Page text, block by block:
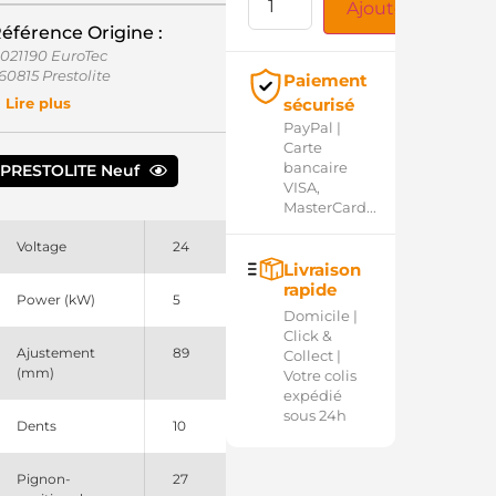
Origine :
EuroTec
Prestolite
PSH
Prestolite
Prestolite
Prestolite
Prestolite
Lire plus
PRESTOLITE Neuf
Voltage 24
Power (kW) 5
Ajustement
(mm)
89
Dents 10
Pignon-
27
Ajouter au
Paiement
sécurisé
PayPal |
Carte
bancaire
VISA,
MasterCard...
Livraison
rapide
Domicile |
Click &
Collect |
Votre colis
expédié
sous 24h